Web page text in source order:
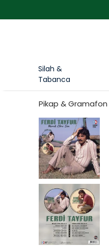
Silah &
Tabanca
Pikap & Gramafon